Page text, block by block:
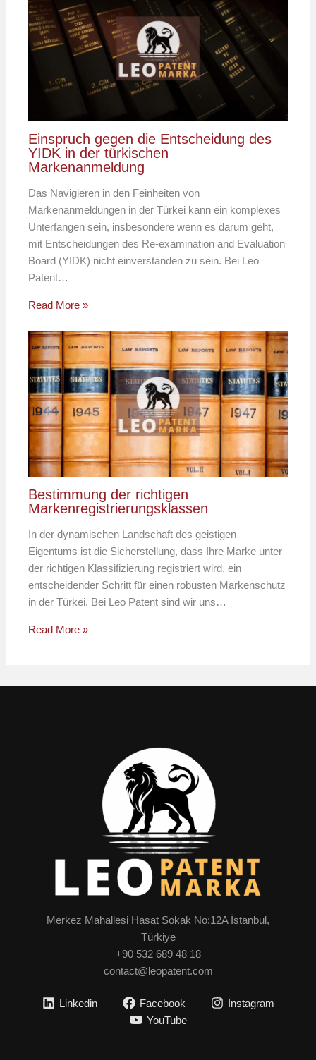
Einspruch gegen die Entscheidung des
YIDK in der türkischen
Markenanmeldung
Das Navigieren in den Feinheiten von
Markenanmeldungen in der Türkei kann ein komplexes
Unterfangen sein, insbesondere wenn es darum geht,
mit Entscheidungen des Re-examination and Evaluation
Board (YIDK) nicht einverstanden zu sein. Bei Leo
Patent…
Read More »
Bestimmung der richtigen
Markenregistrierungsklassen
In der dynamischen Landschaft des geistigen
Eigentums ist die Sicherstellung, dass Ihre Marke unter
der richtigen Klassifizierung registriert wird, ein
entscheidender Schritt für einen robusten Markenschutz
in der Türkei. Bei Leo Patent sind wir uns…
Read More »
Merkez Mahallesi Hasat Sokak No:12A İstanbul,
Türkiye
+90 532 689 48 18
contact@leopatent.com
Linkedin Facebook
Instagram
YouTube